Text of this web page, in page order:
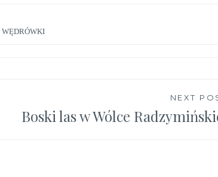
WĘDRÓWKI
NEXT
Boski las w Wólce